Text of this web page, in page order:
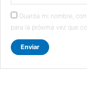
Guarda mi nombre,
para la próxima vez que